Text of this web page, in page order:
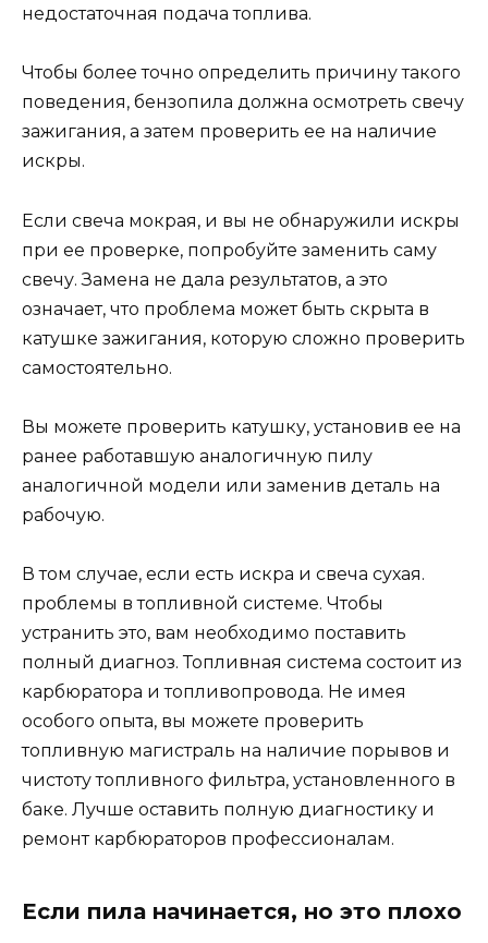
недостаточная подача топлива.
Чтобы более точно определить причину такого
поведения, бензопила должна осмотреть свечу
зажигания, а затем проверить ее на наличие
искры.
Если свеча мокрая, и вы не обнаружили искры
при ее проверке, попробуйте заменить саму
свечу. Замена не дала результатов, а это
означает, что проблема может быть скрыта в
катушке зажигания, которую сложно проверить
самостоятельно.
Вы можете проверить катушку, установив ее на
ранее работавшую аналогичную пилу
аналогичной модели или заменив деталь на
рабочую.
В том случае, если есть искра и свеча сухая.
проблемы в топливной системе. Чтобы
устранить это, вам необходимо поставить
полный диагноз. Топливная система состоит из
карбюратора и топливопровода. Не имея
особого опыта, вы можете проверить
топливную магистраль на наличие порывов и
чистоту топливного фильтра, установленного в
баке. Лучше оставить полную диагностику и
ремонт карбюраторов профессионалам.
Если пила начинается, но это плохо